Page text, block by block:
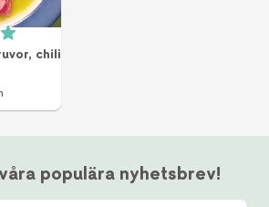
5 av 5 (3 röster)
chili
populära nyhetsbrev!